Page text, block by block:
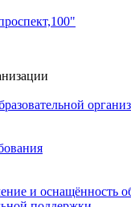
и оснащённость